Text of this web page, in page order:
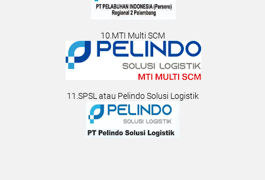
10.MTI Multi SCM
11.SPSL atau Pelindo Solusi Logistik